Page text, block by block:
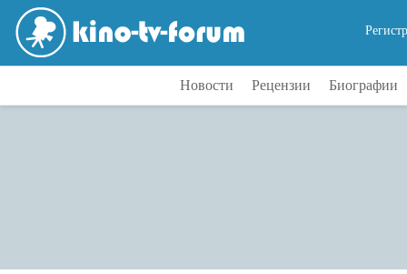
Новости Рецензии Биографии